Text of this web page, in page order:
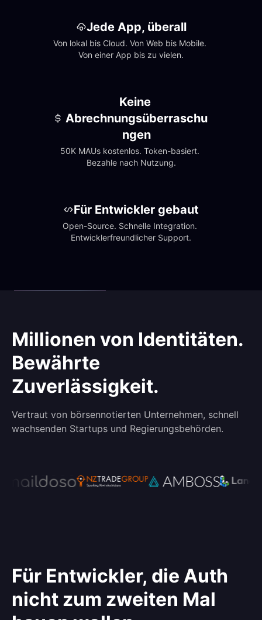
Jede App, überall
Von lokal bis Cloud. Von Web bis Mobile.
Von einer App bis zu vielen.
Keine
Abrechnungsüberraschu
ngen
50K MAUs kostenlos. Token-basiert.
Bezahle nach Nutzung.
Für Entwickler gebaut
Open-Source. Schnelle Integration.
Entwicklerfreundlicher Support.
Millionen von Identitäten.
Bewährte
Zuverlässigkeit.
Vertraut von börsennotierten Unternehmen, schnell
wachsenden Startups und Regierungsbehörden.
Für Entwickler, die Auth
nicht zum zweiten Mal